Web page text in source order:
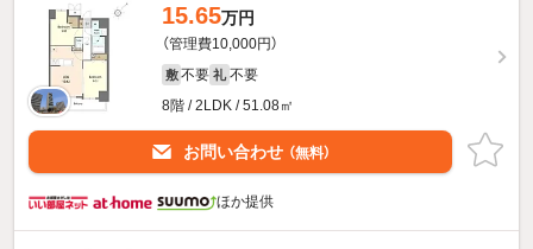
15.65万円
（管理費10,000円）
敷 不要 礼 不要
8階 / 2LDK / 51.08㎡
お問い合わせ （無料）
ほか提供